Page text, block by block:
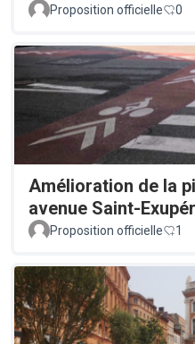
Proposition officielle 0
Amélioration de la
avenue Saint-
Proposition officielle 1